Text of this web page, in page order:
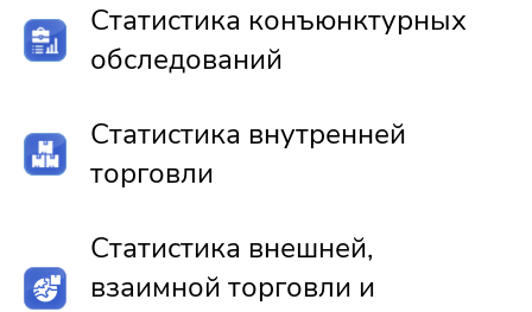
Статистика конъюнктурных
обследований
Статистика внутренней
торговли
Статистика внешней,
взаимной торговли и